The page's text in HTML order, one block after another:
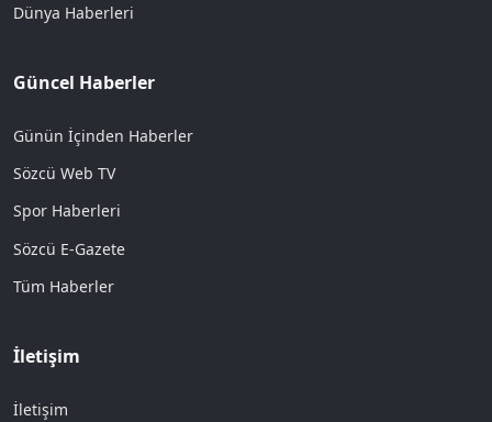
Dünya Haberleri
Güncel Haberler
Günün İçinden Haberler
Sözcü Web TV
Spor Haberleri
Sözcü E-Gazete
Tüm Haberler
İletişim
İletişim